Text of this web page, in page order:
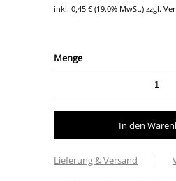
inkl.0,45 € (19.0% MwSt.) zzgl.
Menge
Lieferung & Versand |